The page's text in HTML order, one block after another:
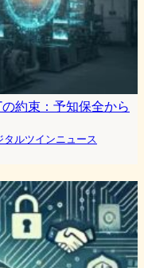
約束：予知保全から
タルツインニュース